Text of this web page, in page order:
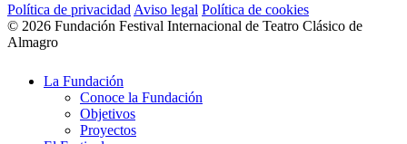
Política de privacidad Aviso legal Política de cookies
© 2026 Fundación Festival Internacional de Teatro Clásico de
Almagro
Close
La Fundación
Conoce la Fundación
Objetivos
Proyectos